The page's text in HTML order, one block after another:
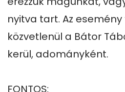
nyitva tart. Az
közvetlenül a Bátor
kerül, adományként.
FONTOS: